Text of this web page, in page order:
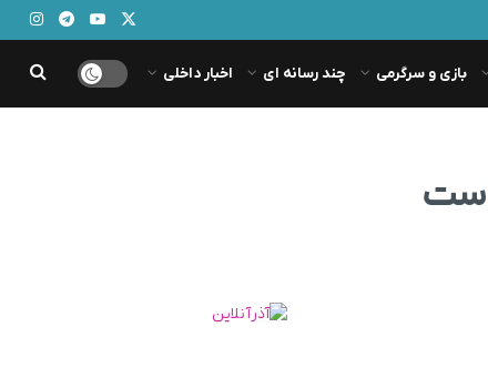
بازی و سرگرمی چند رسانه ای اخبار داخلی
است